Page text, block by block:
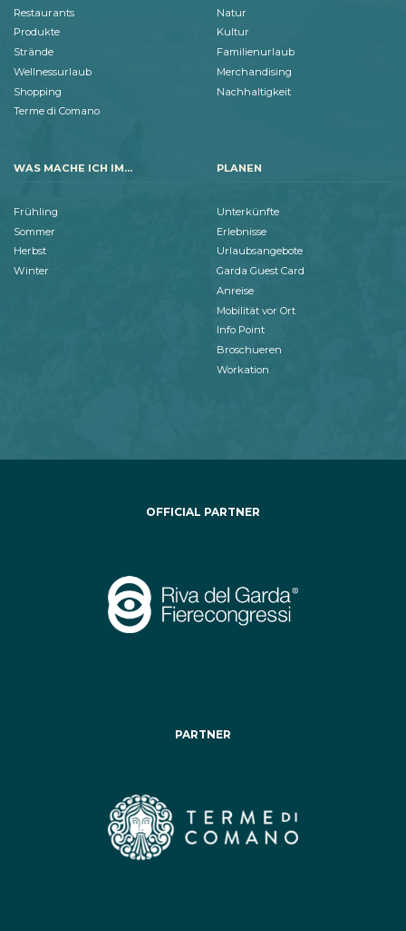
Restaurants
Produkte
Strände
Wellnessurlaub
Shopping
Terme di Comano
Natur
Kultur
Familienurlaub
Merchandising
Nachhaltigkeit
WAS MACHE ICH IM...
Frühling
Sommer
Herbst
Winter
PLANEN
Unterkünfte
Erlebnisse
Urlaubsangebote
Garda Guest Card
Anreise
Mobilität vor Ort
Info Point
Broschueren
Workation
OFFICIAL PARTNER
PARTNER